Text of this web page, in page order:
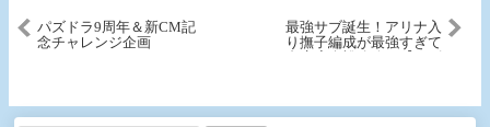
パズドラ9周年＆新CM記
念チャレンジ企画
最強サブ誕生！アリナ入
り撫子編成が最強すぎて